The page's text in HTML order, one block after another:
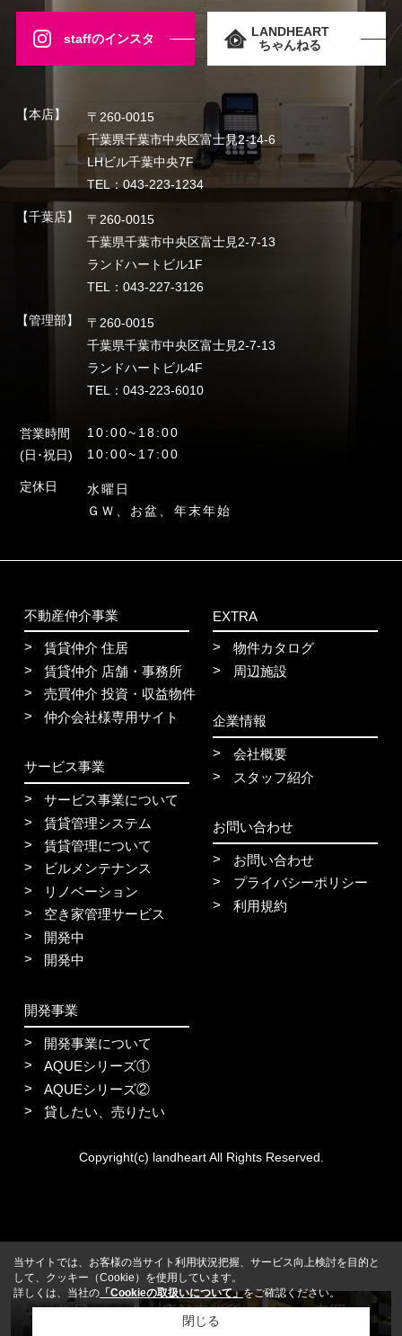
staffのインスタ
LANDHEART
ちゃんねる
【本店】
〒260-0015
千葉県千葉市中央区富士見2-14-6
LHビル千葉中央7F
TEL：043-223-1234
【千葉店】
〒260-0015
千葉県千葉市中央区富士見2-7-13
ランドハートビル1F
TEL：043-227-3126
【管理部】
〒260-0015
千葉県千葉市中央区富士見2-7-13
ランドハートビル4F
TEL：043-223-6010
営業時間
10:00~18:00
(日･祝日)
10:00~17:00
定休日
水曜日
ＧＷ、お盆、年末年始
不動産仲介事業
賃貸仲介 住居
賃貸仲介 店舗・事務所
売買仲介 投資・収益物件
仲介会社様専用サイト
サービス事業
サービス事業について
賃貸管理システム
賃貸管理について
ビルメンテナンス
リノベーション
空き家管理サービス
開発中
開発中
開発事業
開発事業について
AQUEシリーズ①
AQUEシリーズ②
貸したい、売りたい
EXTRA
物件カタログ
周辺施設
企業情報
会社概要
スタッフ紹介
お問い合わせ
お問い合わせ
プライバシーポリシー
利用規約
Copyright(c) landheart All Rights Reserved.
住居 店舗事務所 売買
当サイトでは、お客様の当サイト利用状況把握、サービス向上検討を目的と
して、クッキー（Cookie）を使用しています。
詳しくは、当社の 「Cookieの取扱いについて」をご確認ください。
閉じる